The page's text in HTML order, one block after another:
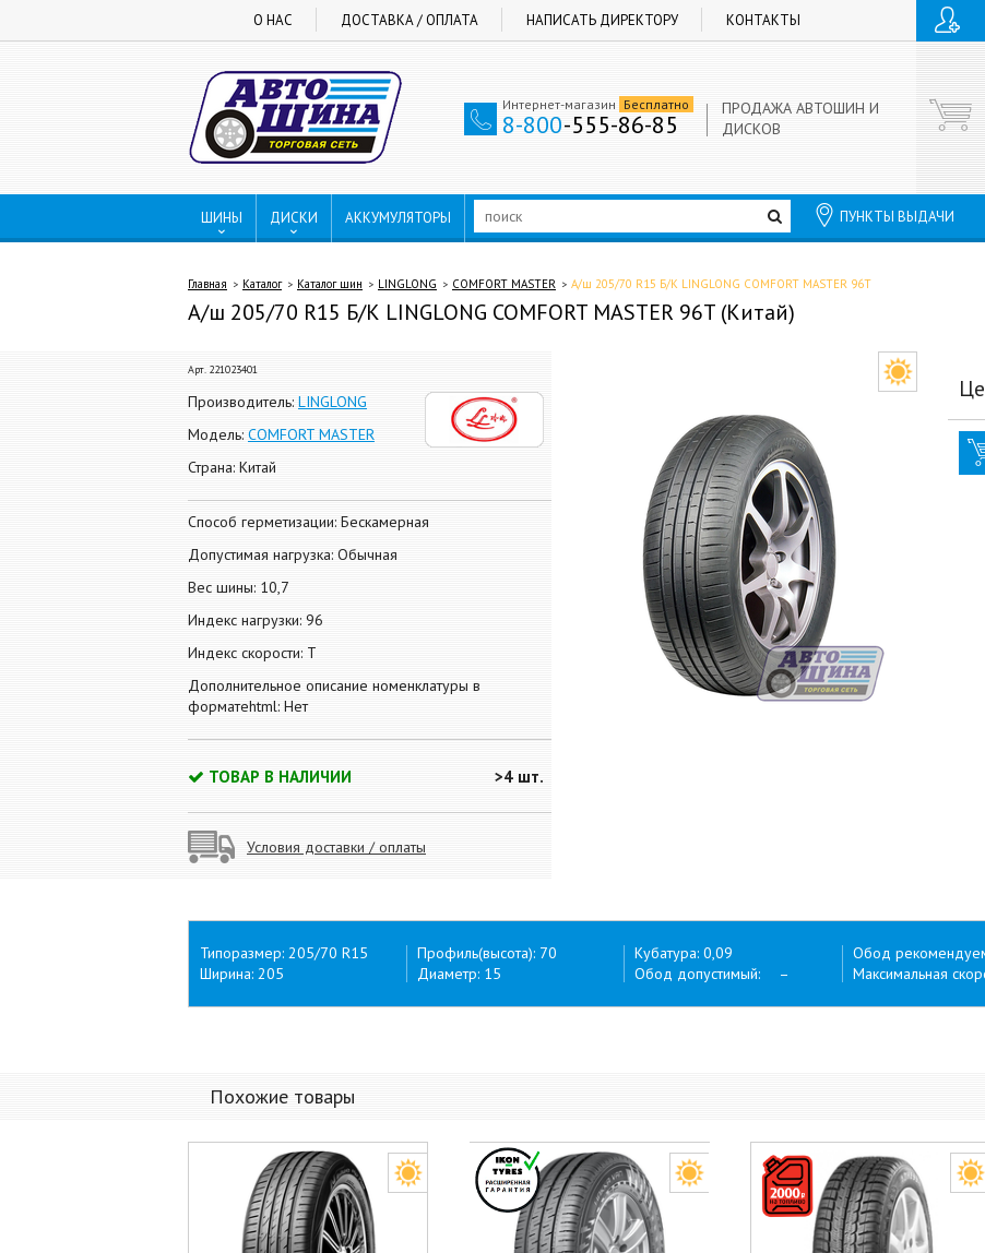
О НАС ДОСТАВКА / ОПЛАТА НАПИСАТЬ ДИРЕКТОРУ КОНТАКТЫ
Интернет-магазин Бесплатно
8-800-555-86-85
ПРОДАЖА АВТОШИН И
ДИСКОВ
ШИНЫ ДИСКИ АККУМУЛЯТОРЫ ПУНКТЫ ВЫДАЧИ
Главная Каталог Каталог шин LINGLONG COMFORT MASTER А/ш 205/70 R15 Б/К LINGLONG COMFORT MASTER 96T
А/ш 205/70 R15 Б/К LINGLONG COMFORT MASTER 96T (Китай)
Арт. 221023401
Производитель: LINGLONG
Модель: COMFORT MASTER
Страна: Китай
Способ герметизации: Бескамерная
Допустимая нагрузка: Обычная
Вес шины: 10,7
Индекс нагрузки: 96
Индекс скорости: T
Дополнительное описание номенклатуры в
форматеhtml: Нет
ТОВАР В НАЛИЧИИ >4 шт.
Условия доставки / оплаты
Типоразмер: 205/70 R15
Ширина: 205
Профиль(высота): 70
Диаметр: 15
Кубатура: 0,09
Обод допустимый: –
Обод
Максимальная
Похожие товары